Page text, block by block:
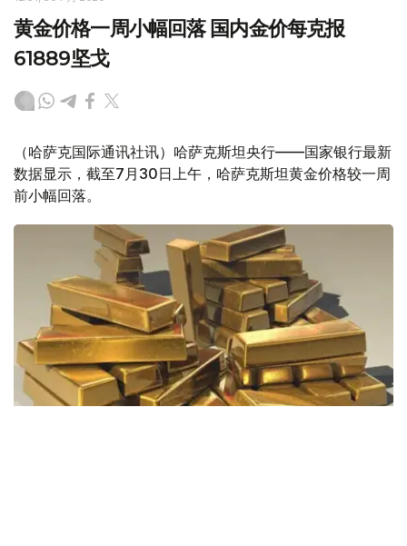
黄金价格一周小幅回落 国内金价每克报
61889坚戈
（哈萨克国际通讯社讯）哈萨克斯坦央行——国家银行最新
数据显示，截至7月30日上午，哈萨克斯坦黄金价格较一周
前小幅回落。